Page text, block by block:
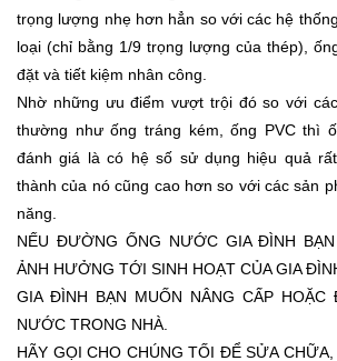
trọng lượng nhẹ hơn hẳn so với các hệ
loại (chỉ bằng 1/9 trọng lượng của thép),
đặt và tiết kiệm nhân công.
Nhờ những ưu điểm vượt trội đó so với
thường như ống tráng kém, ống PVC thì
đánh giá là có hệ số sử dụng hiệu quả
thành của nó cũng cao hơn so với các sản
năng.
NẾU ĐƯỜNG ỐNG NƯỚC GIA ĐÌNH
ẢNH HƯỞNG TỚI SINH HOẠT CỦA GIA
GIA ĐÌNH BẠN MUỐN NÂNG CẤP
NƯỚC TRONG NHÀ.
HÃY GỌI CHO CHÚNG TỐI ĐỂ SỬA